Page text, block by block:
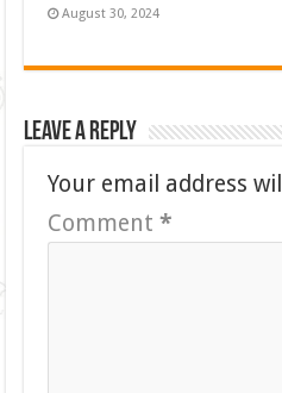
August 30, 2024
Leave a Reply
Your email address
Comment*